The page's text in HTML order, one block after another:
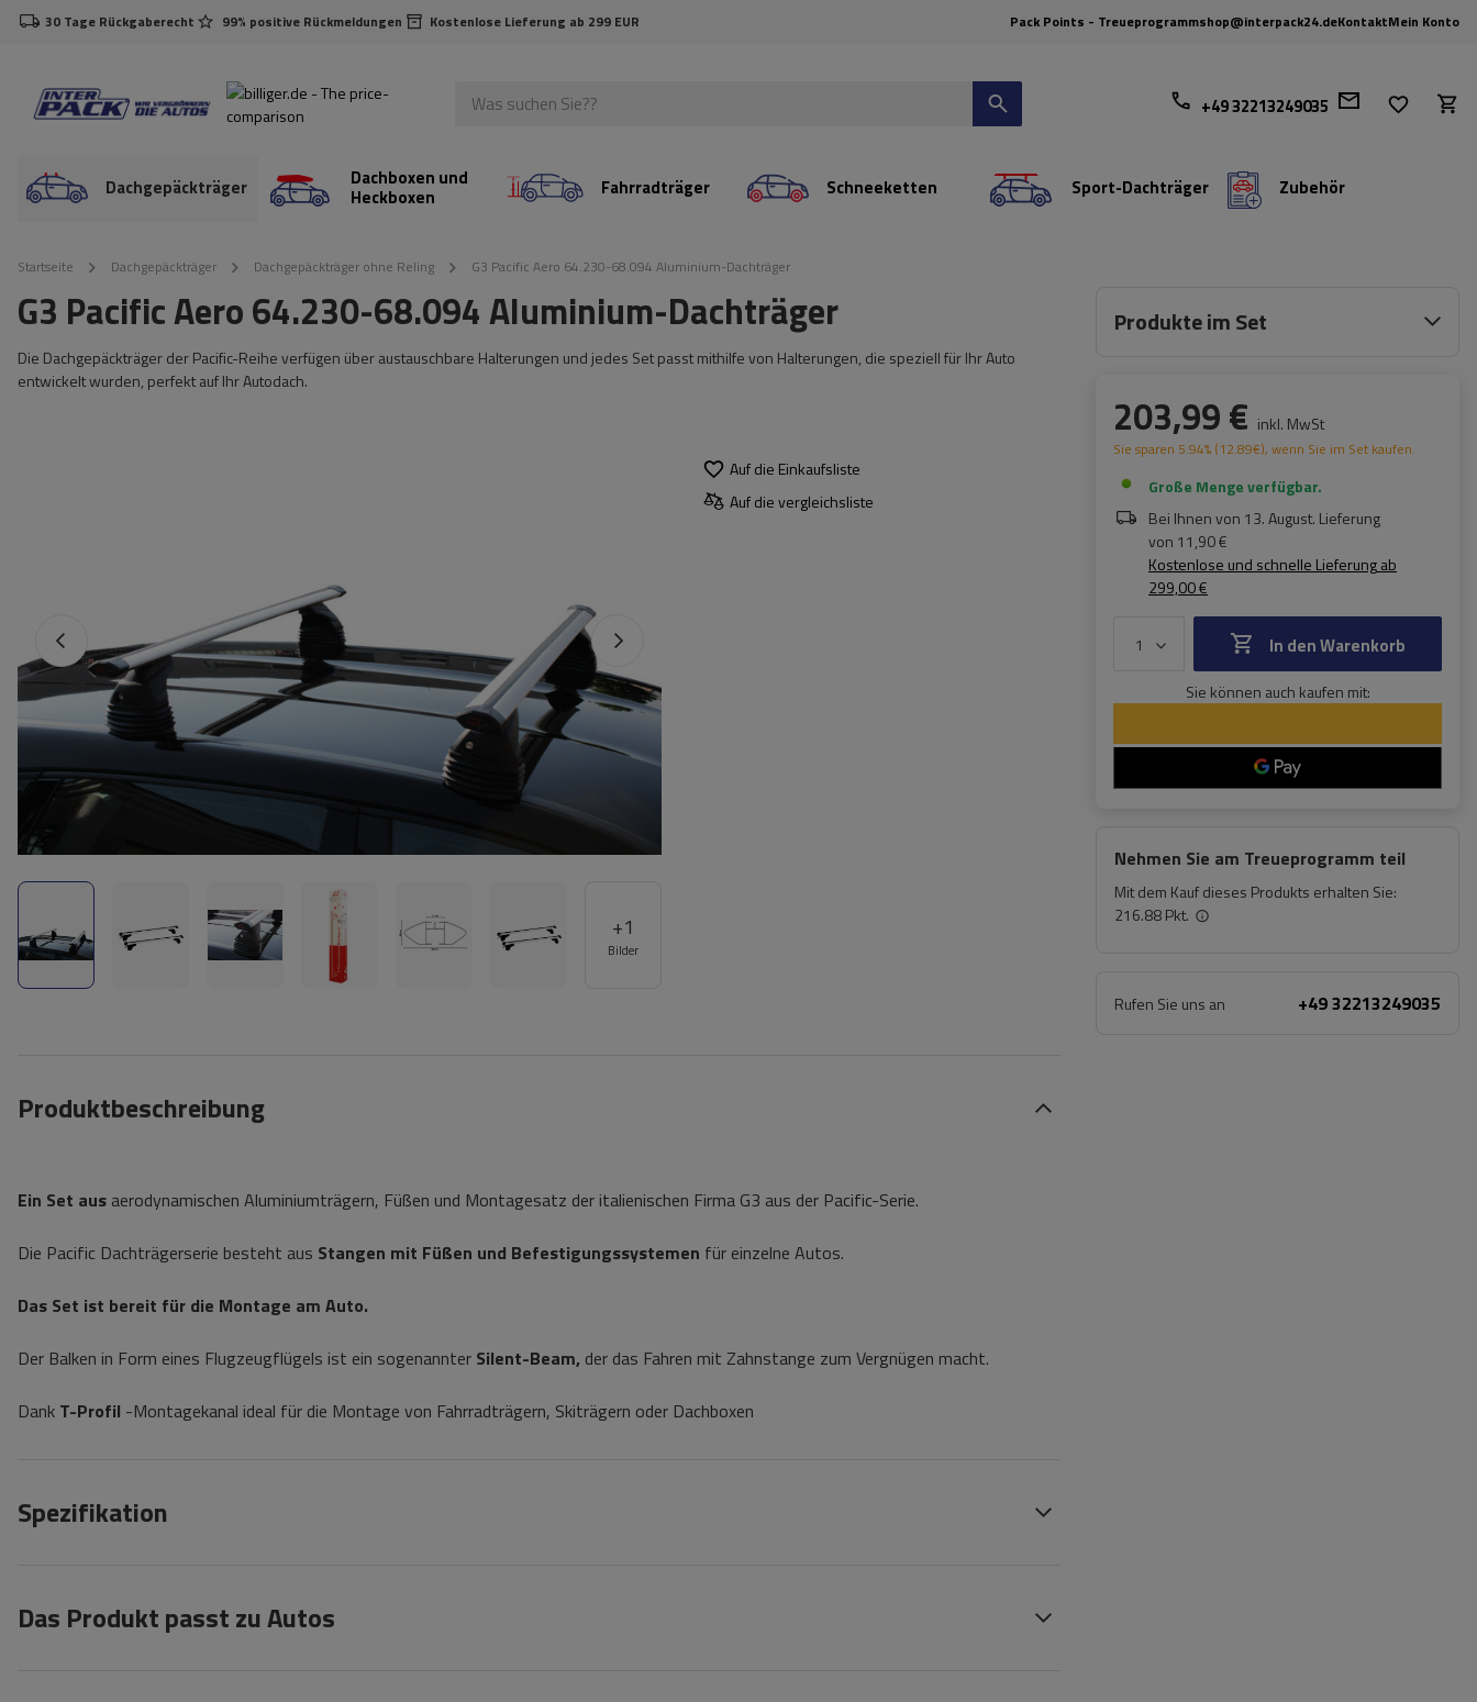
30 Tage Rückgaberecht 99% positive Rückmeldungen Kostenlose Lieferung ab 299 EUR Pack Points - Treueprogrammshop@interpack24.deKontaktMein Konto
+49 32213249035
Dachgepäckträger Dachboxen und
Heckboxen Fahrradträger Schneeketten Sport-Dachträger Zubehör
Startseite Dachgepäckträger Dachgepäckträger ohne Reling G3 Pacific Aero 64.230-68.094 Aluminium-Dachträger
G3 Pacific Aero 64.230-68.094 Aluminium-Dachträger
Die Dachgepäckträger der Pacific-Reihe verfügen über austauschbare Halterungen und jedes Set passt mithilfe von Halterungen, die speziell für Ihr Auto
entwickelt wurden, perfekt auf Ihr Autodach.
+1
Bilder
Auf die Einkaufsliste
Auf die vergleichsliste
Produkte im Set
203,99 € inkl. MwSt
Sie sparen 5.94% (12.89€), wenn Sie im Set kaufen.
Große Menge verfügbar
Bei Ihnen von 13. August. Lieferung
von 11,90 €
Kostenlose und schnelle Lieferungab
299,00 €
In den Warenkorb
Sie können auch kaufen mit:
Nehmen Sie am Treueprogramm teil
Mit dem Kauf dieses Produkts erhalten Sie:
216.88 Pkt.
Rufen Sie uns an +49 32213249035
Produktbeschreibung
Ein Set aus aerodynamischen Aluminiumträgern, Füßen und Montagesatz der italienischen Firma G3 aus der Pacific-Serie.
Die Pacific Dachträgerserie besteht aus Stangen mit Füßen und Befestigungssystemen für einzelne Autos.
Das Set ist bereit für die Montage am Auto.
Der Balken in Form eines Flugzeugflügels ist ein sogenannter Silent-Beam, der das Fahren mit Zahnstange zum Vergnügen macht.
Dank T-Profil -Montagekanal ideal für die Montage von Fahrradträgern, Skiträgern oder Dachboxen
Spezifikation
Das Produkt passt zu Autos